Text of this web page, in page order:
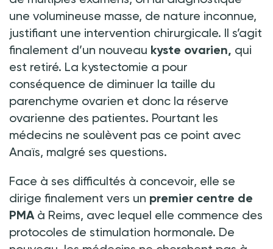
une volumineuse masse, de nature inconnue,
justifiant une intervention chirurgicale. Il s’agit
finalement d’un nouveau kyste ovarien, qui
est retiré. La kystectomie a pour
conséquence de diminuer la taille du
parenchyme ovarien et donc la réserve
ovarienne des patientes. Pourtant les
médecins ne soulèvent pas ce point avec
Anaïs, malgré ses questions.
Face à ses difficultés à concevoir, elle se
dirige finalement vers un premier centre de
PMA à Reims, avec lequel elle commence des
protocoles de stimulation hormonale. De